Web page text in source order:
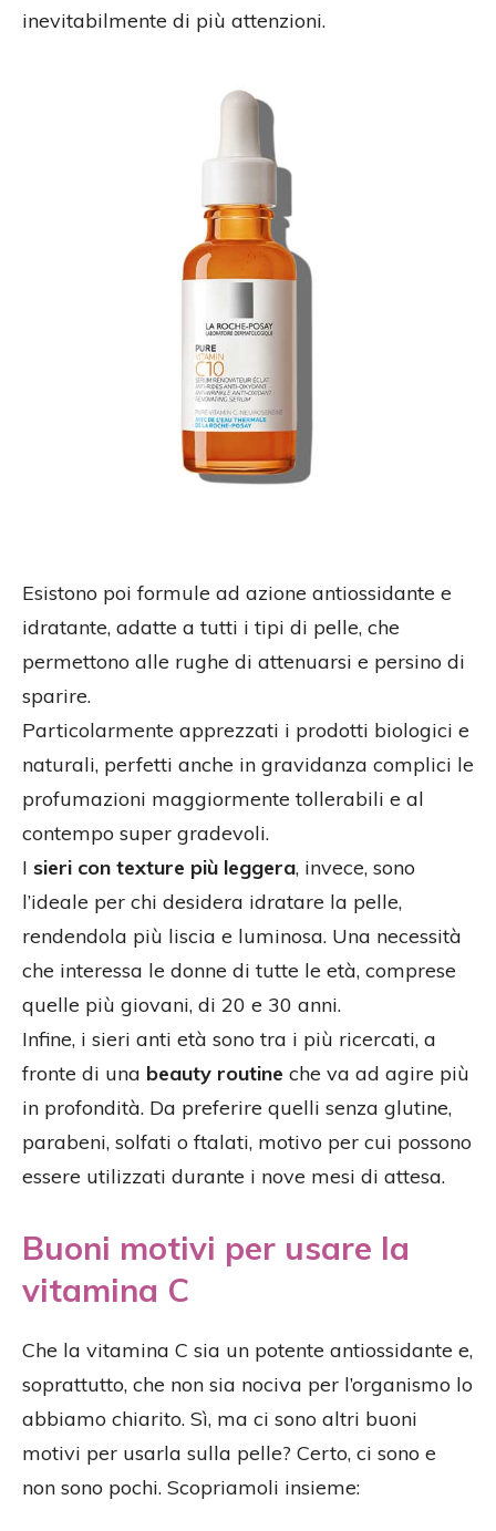
inevitabilmente di più attenzioni.
Esistono poi formule ad azione antiossidante e
idratante, adatte a tutti i tipi di pelle, che
permettono alle rughe di attenuarsi e persino di
sparire.
Particolarmente apprezzati i prodotti biologici e
naturali, perfetti anche in gravidanza complici le
profumazioni maggiormente tollerabili e al
contempo super gradevoli.
I sieri con texture più leggera, invece, sono
l’ideale per chi desidera idratare la pelle,
rendendola più liscia e luminosa. Una necessità
che interessa le donne di tutte le età, comprese
quelle più giovani, di 20 e 30 anni.
Infine, i sieri anti età sono tra i più ricercati, a
fronte di una beauty routine che va ad agire più
in profondità. Da preferire quelli senza glutine,
parabeni, solfati o ftalati, motivo per cui possono
essere utilizzati durante i nove mesi di attesa.
Buoni motivi per usare la
vitamina C
Che la vitamina C sia un potente antiossidante e,
soprattutto, che non sia nociva per l’organismo lo
abbiamo chiarito. Sì, ma ci sono altri buoni
motivi per usarla sulla pelle? Certo, ci sono e
non sono pochi. Scopriamoli insieme: